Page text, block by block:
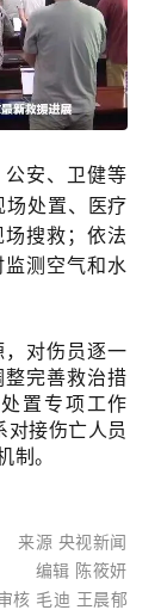
安、卫健等
场处置、医疗
搜救；依法
测空气和水
对伤员逐一
完善救治措
置专项工作
对接伤亡人员
制。
来源 央视新闻
编辑 陈筱妍
核 毛迪 王晨郁